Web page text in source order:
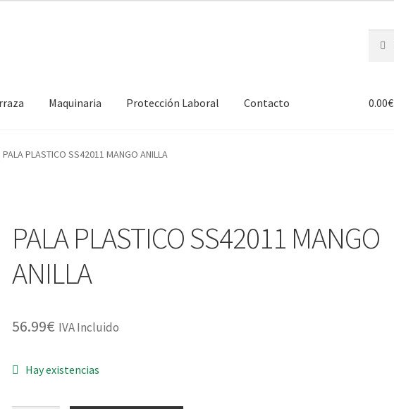
por:
Maquinaria Protección Laboral Contacto 0.00€
PALA PLASTICO SS42011 MANGO ANILLA
PALA PLASTICO SS42011 MANGO
ANILLA
56.99€ IVA Incluido
Hay existencias